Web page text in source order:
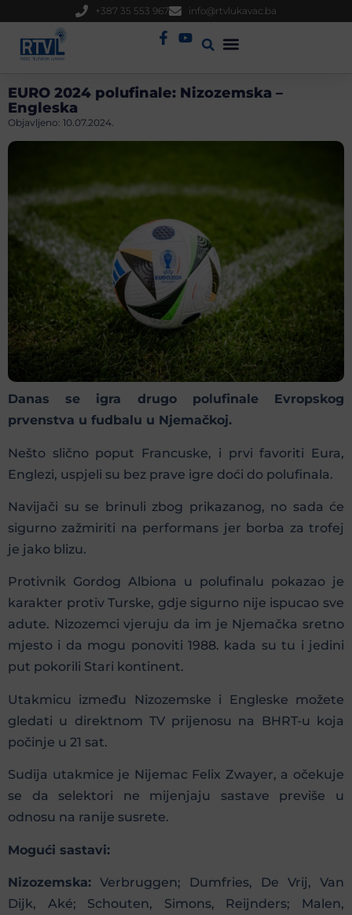
+387 35 553 967 info@rtvlukavac.ba
EURO 2024 polufinale: Nizozemska –
Engleska
Objavljeno: 10.07.2024.
Danas se igra drugo polufinale Evropskog
prvenstva u fudbalu u Njemačkoj.
Nešto slično poput Francuske, i prvi favoriti Eura,
Englezi, uspjeli su bez prave igre doći do polufinala.
Navijači su se brinuli zbog prikazanog, no sada će
sigurno zažmiriti na performans jer borba za trofej
je jako blizu.
Protivnik Gordog Albiona u polufinalu pokazao je
karakter protiv Turske, gdje sigurno nije ispucao sve
adute. Nizozemci vjeruju da im je Njemačka sretno
mjesto i da mogu ponoviti 1988. kada su tu i jedini
put pokorili Stari kontinent.
Utakmicu između Nizozemske i Engleske možete
gledati u direktnom TV prijenosu na BHRT-u koja
počinje u 21 sat.
Sudija utakmice je Nijemac Felix Zwayer, a očekuje
se da selektori ne mijenjaju sastave previše u
odnosu na ranije susrete.
Mogući sastavi:
Nizozemska: Verbruggen; Dumfries, De Vrij, Van
Dijk, Aké; Schouten, Simons, Reijnders; Malen,